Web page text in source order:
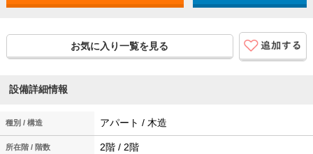
お気に入り一覧を見る
設備詳細情報
種別 / 構造 アパート / 木造
所在階 / 階数 2階 / 2階